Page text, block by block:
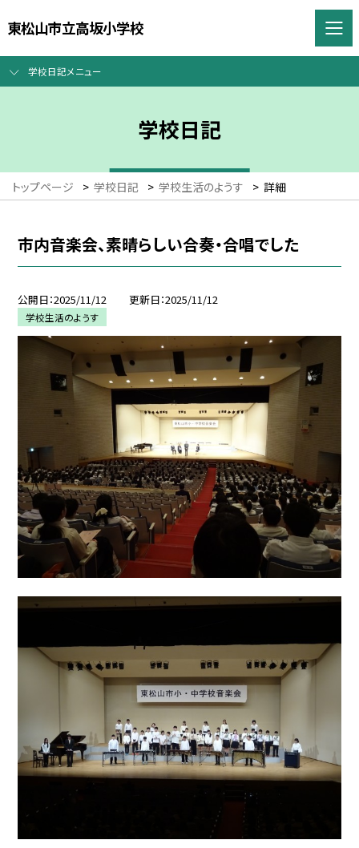
東松山市立高坂小学校
学校日記メニュー
学校日記
トップページ > 学校日記 > 学校生活のようす > 詳細
市内音楽会、素晴らしい合奏・合唱でした
公開日 2025/11/12 更新日 2025/11/12
学校生活のようす